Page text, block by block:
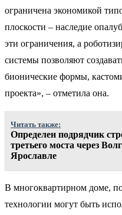
ограничена экономикой
плоскости – наследие
эти ограничения, а
системы позволяют
бионические формы,
проекта», – отметила она.
Читать также:
Определен подрядчик
третьего моста через
Ярославле
В многоквартирном доме,
технологии могут быть